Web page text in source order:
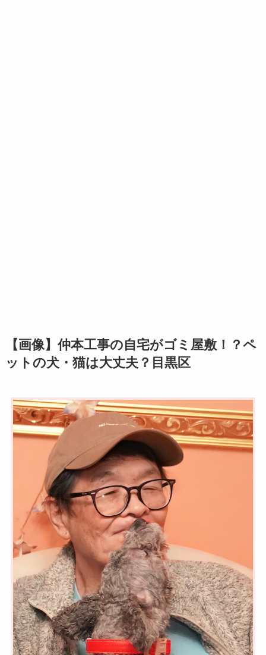
【画像】仲本工事の自宅がゴミ屋敷！？ペ
ットの犬・猫は大丈夫？目黒区